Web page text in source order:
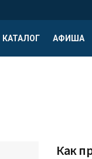
КАТАЛОГ АФИША
Как